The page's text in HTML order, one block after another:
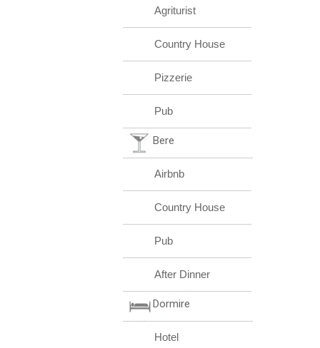
Agriturist
Country House
Pizzerie
Pub
Bere
Airbnb
Country House
Pub
After Dinner
Dormire
Hotel